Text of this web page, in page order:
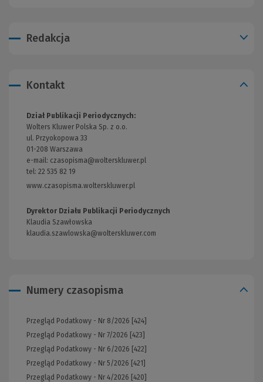
Redakcja
Kontakt
Dział Publikacji Periodycznych:
Wolters Kluwer Polska Sp. z o.o.
ul. Przyokopowa 33
01-208 Warszawa
e-mail: czasopisma@wolterskluwer.pl
tel: 22 535 82 19
www.czasopisma.wolterskluwer.pl
innej
Dyrektor Działu Publikacji Periodycznych
Klaudia Szawłowska
klaudia.szawlowska@wolterskluwer.com
Numery czasopisma
Przegląd Podatkowy - Nr 8/2026 [424]
Przegląd Podatkowy - Nr 7/2026 [423]
Przegląd Podatkowy - Nr 6/2026 [422]
Przegląd Podatkowy - Nr 5/2026 [421]
Przegląd Podatkowy - Nr 4/2026 [420]